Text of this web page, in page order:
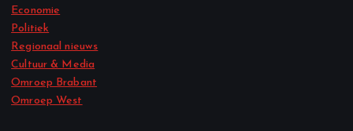
Economie
Politiek
Regionaal nieuws
Cultuur & Media
Omroep Brabant
Omroep West